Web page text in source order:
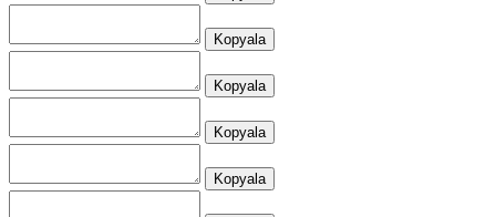
Kopyala
Kopyala
Kopyala
Kopyala